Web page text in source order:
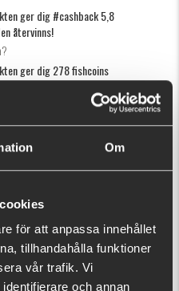
Om
för att anpassa innehållet
tillhandahålla funktioner
vår trafik. Vi
och annan
ger dig #cashback 5,8
återvinns!
ger dig 278 fishcoins
SPECIFIKATION
Lures. Det har en bred profil
en lugn och naturligt
mycket effektiv för stor
har den levererat